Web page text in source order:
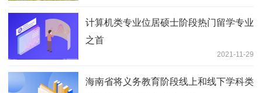
计算机类专业位居硕士阶段热门留学专业
之首
2021-11-29
海南省将义务教育阶段线上和线下学科类